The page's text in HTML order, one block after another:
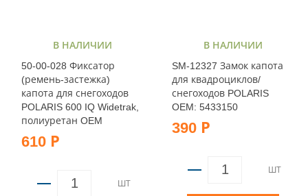
В НАЛИЧИИ
50-00-028 Фиксатор
(ремень-застежка)
капота для снегоходов
POLARIS 600 IQ Widetrak,
полиуретан OEM
610 Р
ШТ
В НАЛИЧИИ
SM-12327 Замок капота
для квадроциклов/
снегоходов POLARIS
OEM: 5433150
390 Р
ШТ